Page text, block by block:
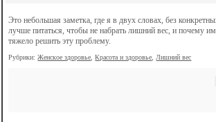
Это небольшая заметка, где я в двух словах, без
лучше питаться, чтобы не набрать лишний вес, и почему
тяжело решить эту проблему.
Рубрики:Женское здоровье ,Красота и здоровье Лишний вес